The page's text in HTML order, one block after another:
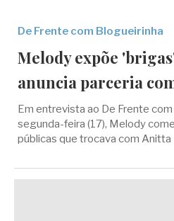
De Frente com Blogueirinha
Melody expõe
anuncia parceria
Em entrevista ao De Frente
segunda-feira (17), Melody
públicas que trocava com Anitta